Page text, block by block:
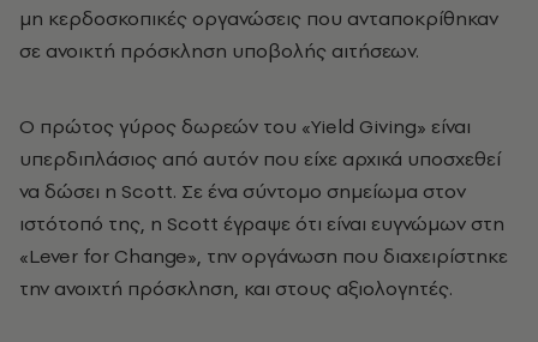
μη κερδοσκοπικές οργανώσεις που ανταποκρίθηκαν
σε ανοικτή πρόσκληση υποβολής αιτήσεων.
Ο πρώτος γύρος δωρεών του «Yield Giving» είναι
υπερδιπλάσιος από αυτόν που είχε αρχικά υποσχεθεί
να δώσει η Scott. Σε ένα σύντομο σημείωμα στον
ιστότοπό της, η Scott έγραψε ότι είναι ευγνώμων στη
«Lever for Change», την οργάνωση που διαχειρίστηκε
την ανοιχτή πρόσκληση, και στους αξιολογητές.